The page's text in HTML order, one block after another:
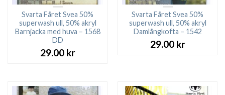
Svarta Fåret Svea 50%
superwash ull, 50% akryl
Barnjacka med huva – 1568
DD
29.00 kr
Svarta Fåret Svea 50%
superwash ull, 50% akryl
Damlångkofta – 1542
29.00 kr